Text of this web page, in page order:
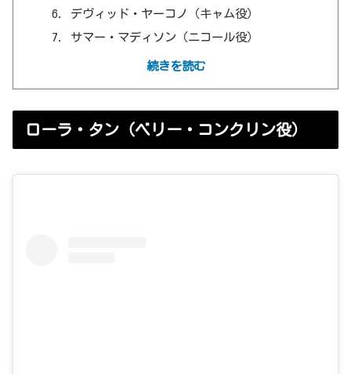
デヴィッド・ヤーコノ（キャム役）
サマー・マディソン（ニコール役）
ジャッキー・チョン（ローレル・コンクリン
トム・エヴェレット・スコット（アダム・フ
ィッシャー役）
キーラ・セジウィック（ジュリア役）
続きを読む
ローラ・タン（ベリー・コンクリン役）